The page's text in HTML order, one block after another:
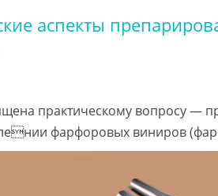
аспекты
практическому вопросу —
фарфоровых виниров